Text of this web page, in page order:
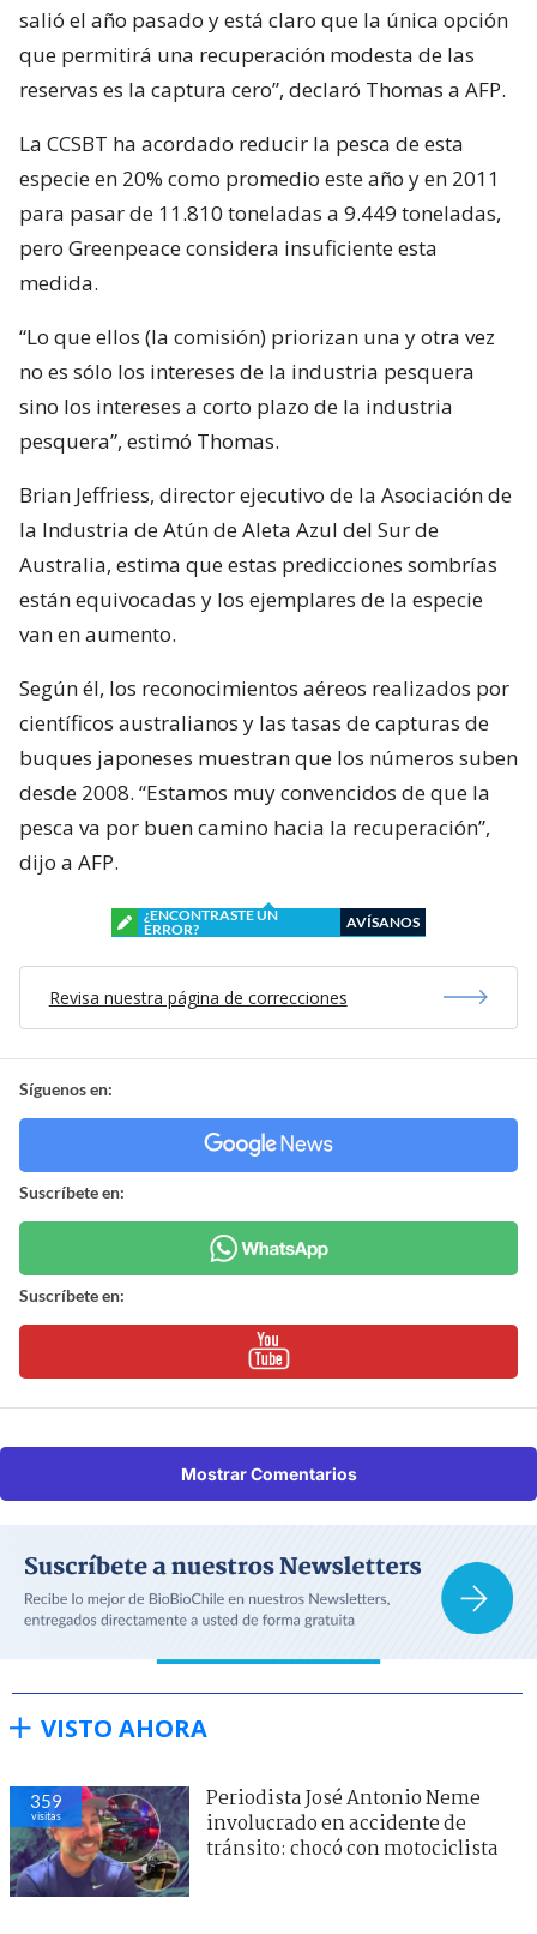
salió el año pasado y está claro que la única opción
que permitirá una recuperación modesta de las
reservas es la captura cero”, declaró Thomas a AFP.
La CCSBT ha acordado reducir la pesca de esta
especie en 20% como promedio este año y en 2011
para pasar de 11.810 toneladas a 9.449 toneladas,
pero Greenpeace considera insuficiente esta
medida.
“Lo que ellos (la comisión) priorizan una y otra vez
no es sólo los intereses de la industria pesquera
sino los intereses a corto plazo de la industria
pesquera”, estimó Thomas.
Brian Jeffriess, director ejecutivo de la Asociación de
la Industria de Atún de Aleta Azul del Sur de
Australia, estima que estas predicciones sombrías
están equivocadas y los ejemplares de la especie
van en aumento.
Según él, los reconocimientos aéreos realizados por
científicos australianos y las tasas de capturas de
buques japoneses muestran que los números suben
desde 2008. “Estamos muy convencidos de que la
pesca va por buen camino hacia la recuperación”,
dijo a AFP.
¿ENCONTRASTE UN
ERROR?
AVÍSANOS
Revisa nuestra página de correcciones
Síguenos en:
Suscríbete en:
Suscríbete en:
Mostrar Comentarios
VISTO AHORA
359
visitas
Periodista José Antonio Neme
involucrado en accidente de
tránsito: chocó con motociclista